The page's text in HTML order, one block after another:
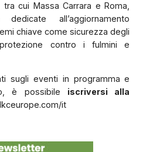
cui Massa Carrara e Roma,
all’aggiornamento
chiave come sicurezza degli
protezione contro i fulmini e
sugli eventi in programma e
è possibile iscriversi alla
it